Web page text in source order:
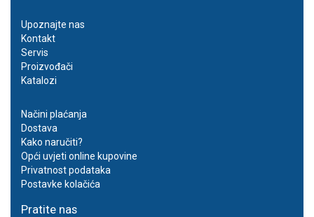
Upoznajte nas
Kontakt
Servis
Proizvođači
Katalozi
Načini plaćanja
Dostava
Kako naručiti?
Opći uvjeti online kupovine
Privatnost podataka
Postavke kolačića
Pratite nas